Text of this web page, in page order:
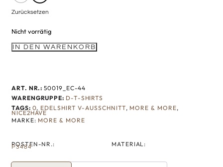
Zurücksetzen
Nicht vorrätig
IN DEN WARENKORB
ART. NR.:50019_EC-44
WARENGRUPPE: D-T-SHIRTS
TAGS: 0, EDELSHIRT V-AUSSCHNITT, MORE & MORE,
NICE2HAVE
MARKE: MORE & MORE
POSTEN-NR.: MATERIAL:
P3484